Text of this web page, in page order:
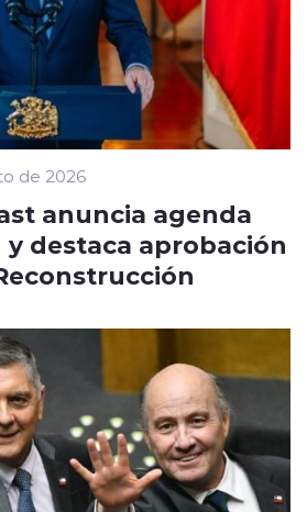
de 2026
anuncia agenda
destaca aprobación